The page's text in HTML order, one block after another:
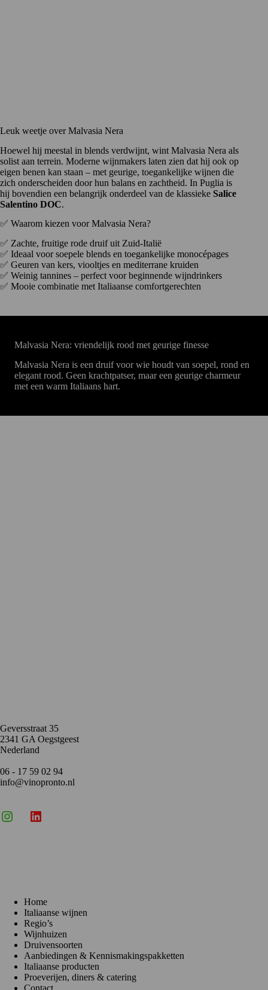
Leuk weetje over Malvasia Nera
Hoewel hij meestal in blends verdwijnt, wint Malvasia Nera als
solist aan terrein. Moderne wijnmakers laten zien dat hij ook op
eigen benen kan staan – met geurige, toegankelijke wijnen die
zich onderscheiden door hun balans en zachtheid. In Puglia is
hij bovendien een belangrijk onderdeel van de klassieke Salice
Salentino DOC.
✅ Waarom kiezen voor Malvasia Nera?
✅ Zachte, fruitige rode druif uit Zuid-Italië
✅ Ideaal voor soepele blends en toegankelijke monocépages
✅ Geuren van kers, viooltjes en mediterrane kruiden
✅ Weinig tannines – perfect voor beginnende wijndrinkers
✅ Mooie combinatie met Italiaanse comfortgerechten
Malvasia Nera: vriendelijk rood met geurige finesse
Malvasia Nera is een druif voor wie houdt van soepel, rond en
elegant rood. Geen krachtpatser, maar een geurige charmeur
met een warm Italiaans hart.
Geversstraat 35
2341 GA Oegstgeest
Nederland
06 - 17 59 02 94
info@vinopronto.nl
InstagramLinkedIn
Home
Italiaanse wijnen
Regio’s
Wijnhuizen
Druivensoorten
Aanbiedingen & Kennismakingspakketten
Italiaanse producten
Proeverijen, diners & catering